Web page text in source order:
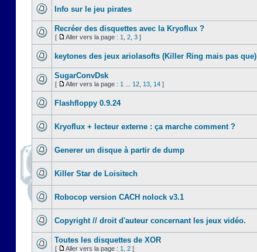
Info sur le jeu pirates
Recréer des disquettes avec la Kryoflux ?
[ Aller vers la page : 1 2 3 ]
keytones des jeux ariolasofts (Killer Ring mais pas que)
SugarConvDsk
[ Aller vers la page : 1 12 13 14 ]
Flashfloppy 0.9.24
Kryoflux + lecteur externe : ça marche comment ?
Generer un disque à partir de dump
Killer Star de Loisitech
Robocop version CACH nolock v3.1
Copyright // droit d'auteur concernant les jeux vidéo.
Toutes les disquettes de XOR
[ Aller vers la page : 1 2 ]